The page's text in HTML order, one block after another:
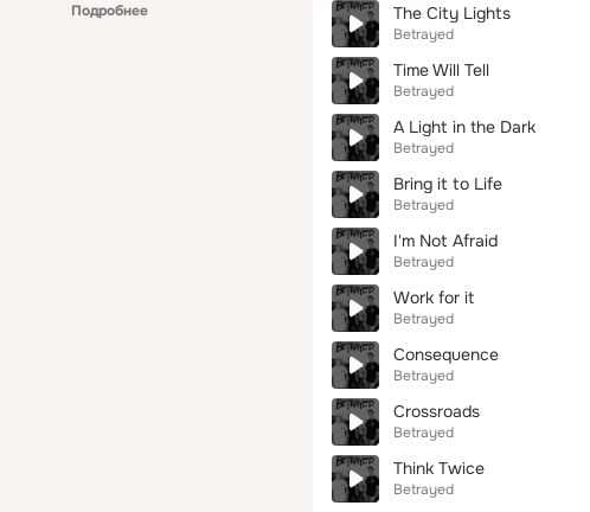
Подробнее
The City Lights
Betrayed
Time Will Tell
Betrayed
A Light in the Dark
Betrayed
Bring it to Life
Betrayed
I'm Not Afraid
Betrayed
Work for it
Betrayed
Consequence
Betrayed
Crossroads
Betrayed
Think Twice
Betrayed